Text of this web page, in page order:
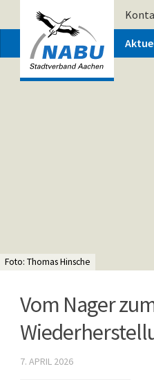
Foto: Thomas Hinsche
Vom Nager
7. APRIL 2026